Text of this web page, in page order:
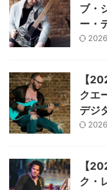
ブ・
ー・
【
クエ
デジ
【
ク・